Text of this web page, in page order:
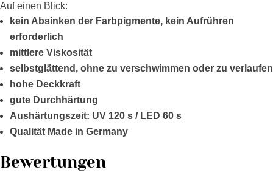
Auf einen Blick:
kein Absinken der Farbpigmente, kein Aufrühren
erforderlich
mittlere Viskosität
selbstglättend, ohne zu verschwimmen oder zu verlaufen
hohe Deckkraft
gute Durchhärtung
Aushärtungszeit: UV 120 s / LED 60 s
Qualität Made in Germany
Bewertungen